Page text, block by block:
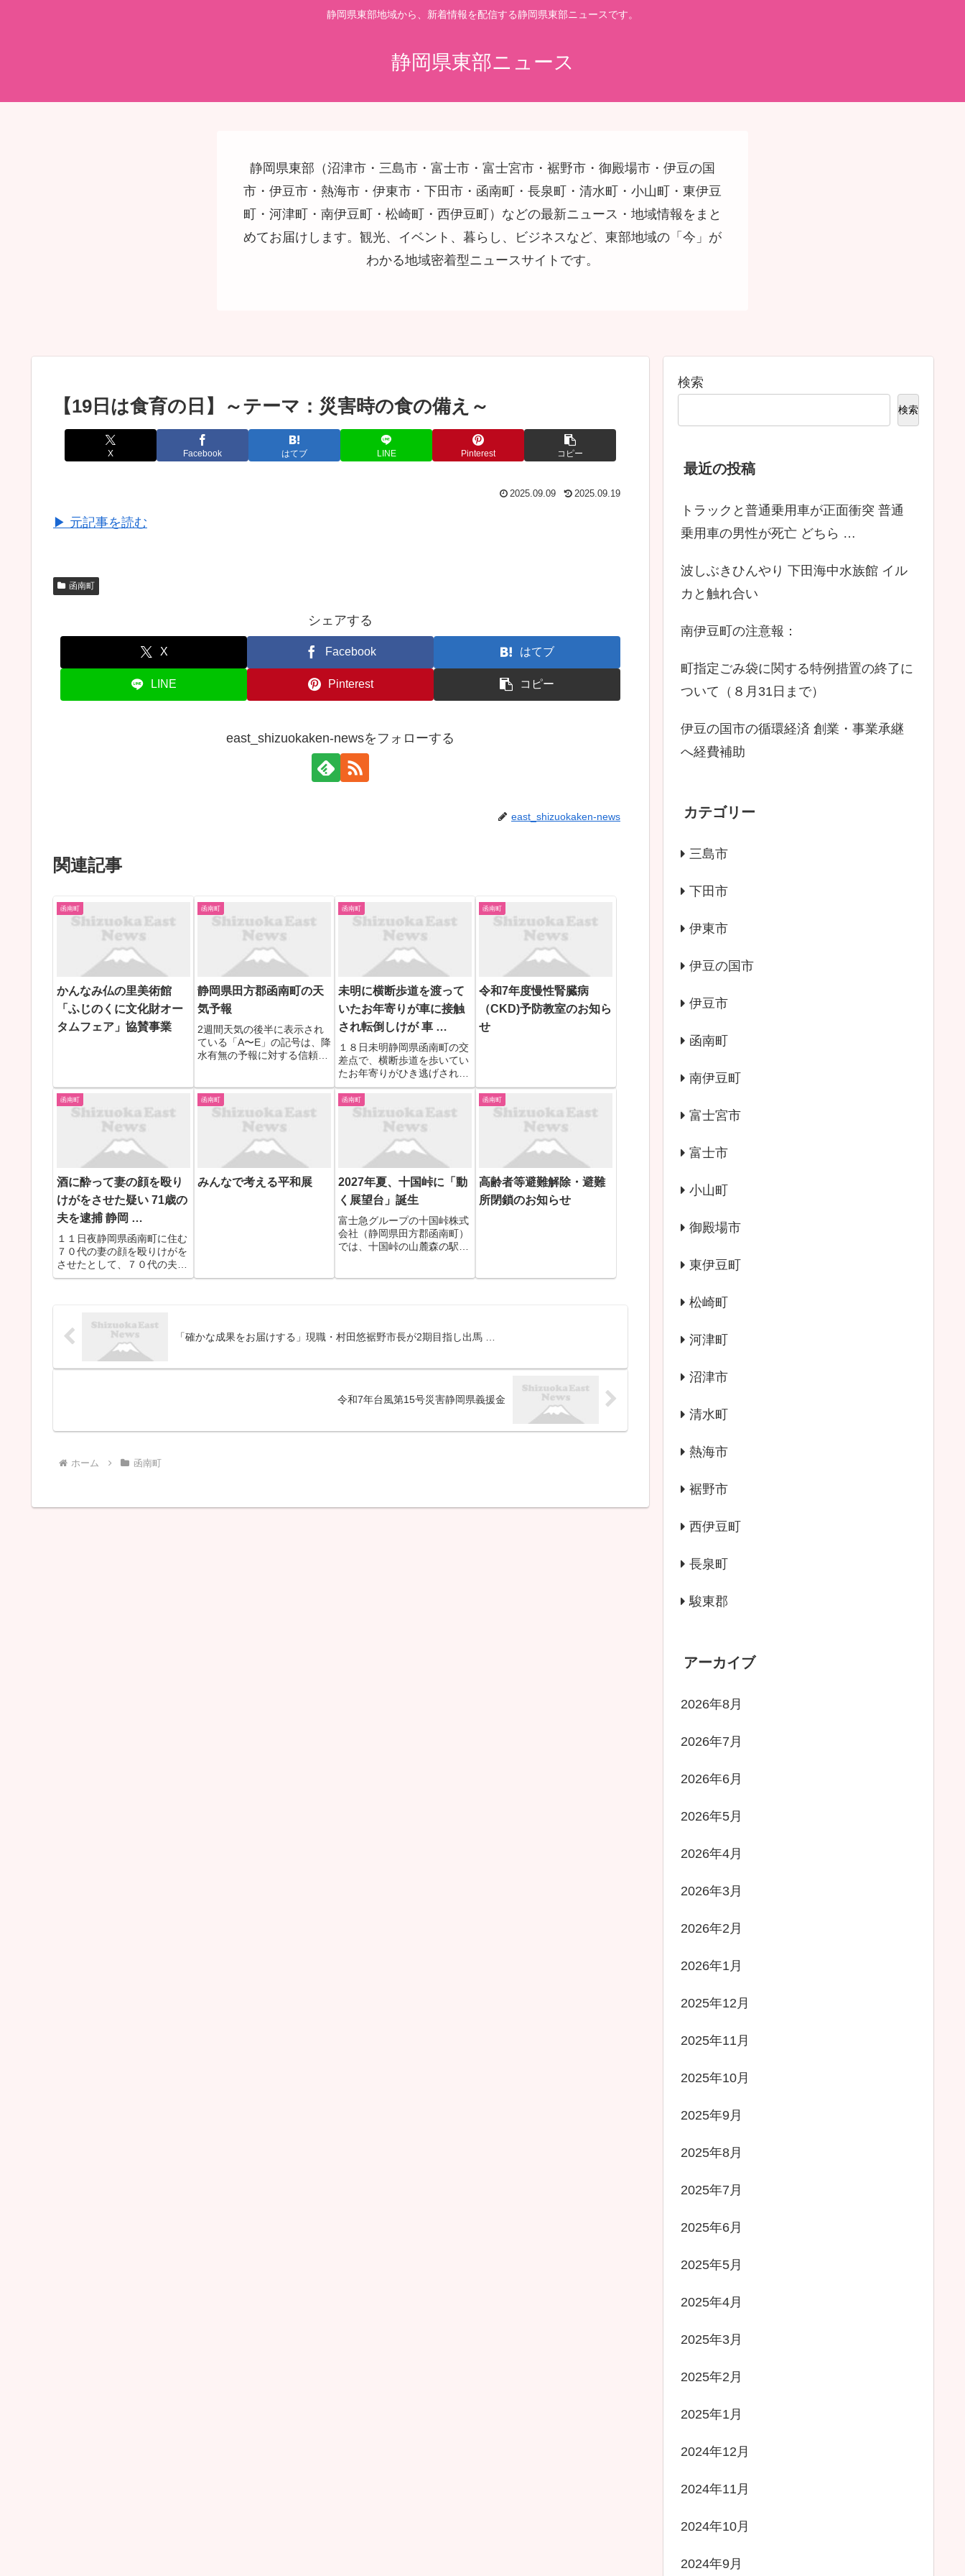
静岡県東部地域から、新着情報を配信する静岡県東部ニュースです。
静岡県東部ニュース
静岡県東部（沼津市・三島市・富士市・富士宮市・裾野市・御殿場市・伊豆の国
市・伊豆市・熱海市・伊東市・下田市・函南町・長泉町・清水町・小山町・東伊豆
町・河津町・南伊豆町・松崎町・西伊豆町）などの最新ニュース・地域情報をまと
めてお届けします。観光、イベント、暮らし、ビジネスなど、東部地域の「今」が
わかる地域密着型ニュースサイトです。
【19日は食育の日】～テーマ：災害時の食の備え～
X Facebook はてブ LINE Pinterest コピー
2025.09.09 2025.09.19
▶ 元記事を読む
函南町
シェアする
X Facebook はてブ
LINE Pinterest コピー
east_shizuokaken-newsをフォローする
east_shizuokaken-news
関連記事
函南町
かんなみ仏の里美術館
「ふじのくに文化財オー
タムフェア」協賛事業
函南町
静岡県田方郡函南町の天
気予報
2週間天気の後半に表示され
ている「A〜E」の記号は、降
水有無の予報に対する信頼度
報が的中しやすく、予報が変
わりにくいことを表していま
す。
函南町
未明に横断歩道を渡って
いたお年寄りが車に接触
され転倒しけが 車 …
１８日未明静岡県函南町の交
差点で、横断歩道を歩いてい
たお年寄りがひき逃げされけ
がをしました。警察は車の行
方を追っています。 １８日午
前４時ごろ函南町間宮の交差
点で、横断歩道を横断してい
た町内に住む８４歳の男性に
車が接触しました。 男性は転
函南町
令和7年度慢性腎臓病
（CKD)予防教室のお知ら
せ
函南町
酒に酔って妻の顔を殴り
けがをさせた疑い 71歳の
夫を逮捕 静岡 …
１１日夜静岡県函南町に住む
７０代の妻の顔を殴りけがを
させたとして、７０代の夫が
逮捕されました。 傷害の疑い
後５時ごろ酒に酔った状態で
７０歳の妻と何らかのトラ
函南町
みんなで考える平和展
函南町
2027年夏、十国峠に「動
く展望台」誕生
富士急グループの十国峠株式
会社（静岡県田方郡函南町）
では、十国峠の山麓森の駅と
遊...
函南町
高齢者等避難解除・避難
所閉鎖のお知らせ
「確かな成果をお届けする」現職・村田悠裾野市長が2期目指し出馬 …
令和7年台風第15号災害静岡県義援金
ホーム 函南町
検索
検索
最近の投稿
トラックと普通乗用車が正面衝突 普通
乗用車の男性が死亡 どちら …
波しぶきひんやり 下田海中水族館 イル
カと触れ合い
南伊豆町の注意報：
町指定ごみ袋に関する特例措置の終了に
ついて（８月31日まで）
伊豆の国市の循環経済 創業・事業承継
へ経費補助
カテゴリー
三島市
下田市
伊東市
伊豆の国市
伊豆市
函南町
南伊豆町
富士宮市
富士市
小山町
御殿場市
東伊豆町
松崎町
河津町
沼津市
清水町
熱海市
裾野市
西伊豆町
長泉町
駿東郡
アーカイブ
2026年8月
2026年7月
2026年6月
2026年5月
2026年4月
2026年3月
2026年2月
2026年1月
2025年12月
2025年11月
2025年10月
2025年9月
2025年8月
2025年7月
2025年6月
2025年5月
2025年4月
2025年3月
2025年2月
2025年1月
2024年12月
2024年11月
2024年10月
2024年9月